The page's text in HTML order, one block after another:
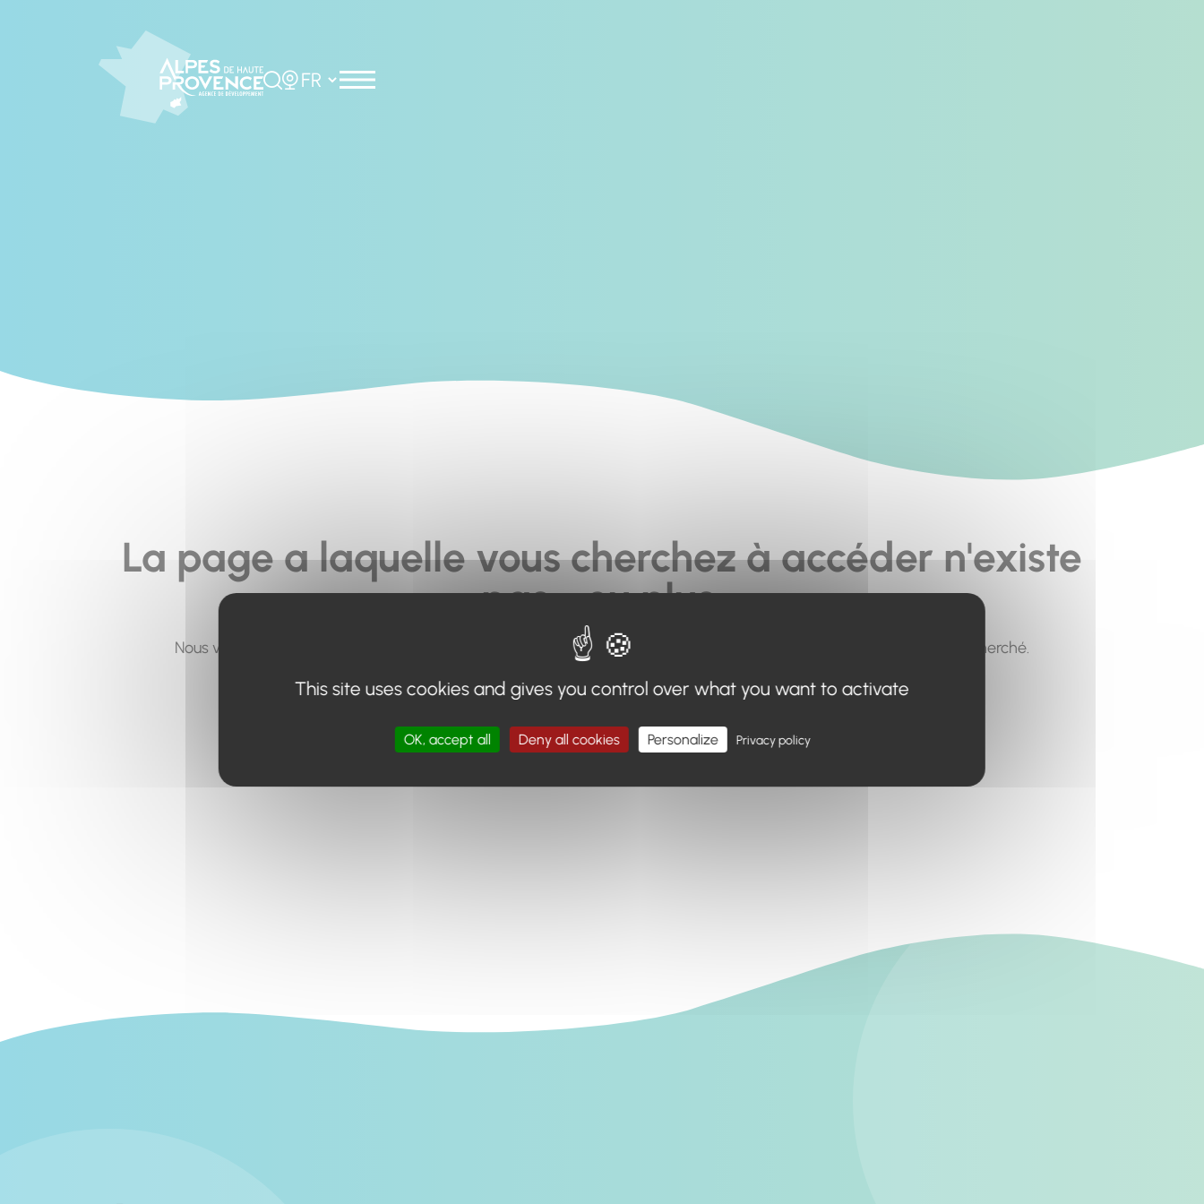
Rechercher
Choisir la langue
La page a laquelle vous cherchez à accéder n'existe
pas... ou plus.
Nous vous invitons à utiliser le moteur de recherche en haut de page, ou à utiliser le menu pour trouver le contenu recherché.
Retour à l'accueil
This site uses cookies and gives you control over what you want to activate
OK, accept all Deny all cookies Personalize Privacy policy